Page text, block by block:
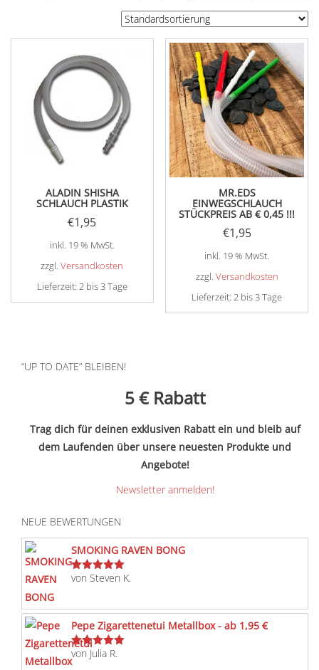
ALADIN SHISHA
SCHLAUCH PLASTIK
€1,95
inkl. 19 % MwSt.
zzgl.Versandkosten
Lieferzeit: 2 bis 3 Tage
MR.EDS
EINWEGSCHLAUCH
STÜCKPREIS AB € 0,45 !!!
€1,95
inkl. 19 % MwSt.
zzgl. Versandkosten
Lieferzeit:2 bis 3 Tage
“UP TO DATE” BLEIBEN!
5 € Rabatt
Trag dich für deinen exklusiven Rabatt ein und bleib auf
dem Laufenden über unsere neuesten Produkte und
Angebote!
Newsletter anmelden!
NEUE BEWERTUNGEN
SMOKING RAVEN BONG
Bewertet
von Steven K.
Pepe Zigarettenetui Metallbox - ab 1,95 €
Bewertet
mit
von Julia R.